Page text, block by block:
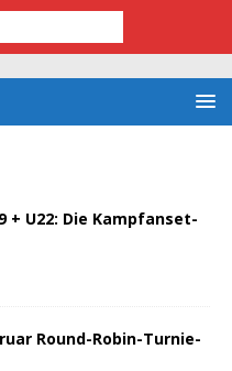
+ U22: Die Kampf­an­set­
Round-Robin-Tur­nie­